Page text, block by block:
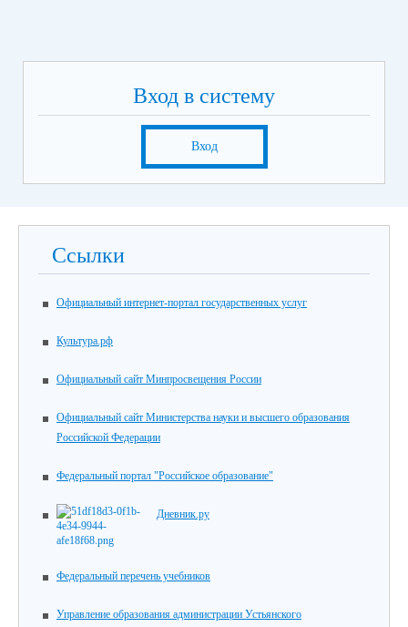
Вход в систему
Вход
Ссылки
Официальный интернет-портал государственных услуг
Культура.рф
Официальный сайт Минпросвещения России
Официальный сайт Министерства науки и высшего образования
Российской Федерации
Федеральный портал "Российское образование"
Дневник.ру
Федеральный перечень учебников
Управление образования администрации Устьянского